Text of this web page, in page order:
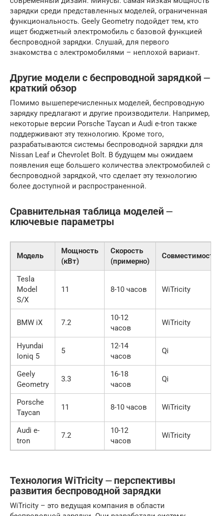
зарядки среди представленных моделей, ограниченная
функциональность. Geely Geometry подойдет тем, кто
ищет бюджетный электромобиль с базовой функцией
беспроводной зарядки. Слушай, для первого
знакомства с электромобилями – неплохой вариант.
Другие модели с беспроводной зарядкой ⏤
краткий обзор
Помимо вышеперечисленных моделей, беспроводную
зарядку предлагают и другие производители. Например,
некоторые версии Porsche Taycan и Audi e-tron также
поддерживают эту технологию. Кроме того,
разрабатываются системы беспроводной зарядки для
Nissan Leaf и Chevrolet Bolt. В будущем мы ожидаем
появления еще большего количества электромобилей с
беспроводной зарядкой, что сделает эту технологию
более доступной и распространенной.
Сравнительная таблица моделей ⏤
ключевые параметры
Модель
Мощность
(кВт)
Скорость
(примерно)
Совместимость
Tesla
Model
S/X
11 8-10 часов WiTricity
BMW iX 7.2
10-12
часов
WiTricity
Hyundai
Ioniq 5
5
12-14
часов
Qi
Geely
Geometry
3.3
16-18
часов
Qi
Porsche
Taycan
11 8-10 часов WiTricity
Audi e-
tron
7.2
10-12
часов
WiTricity
Технология WiTricity ⏤ перспективы
развития беспроводной зарядки
WiTricity – это ведущая компания в области